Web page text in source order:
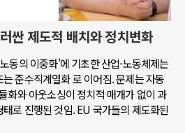
싼 제도적 배치와 정치변화
동의 이중화’에 기초한 산업-노동체제는
준수직계열화 로 이어짐. 문제는 자동
화와 아웃소싱이 정치적 매개가 없이 과
로 진행된 것임. EU 국가들의 제도화된